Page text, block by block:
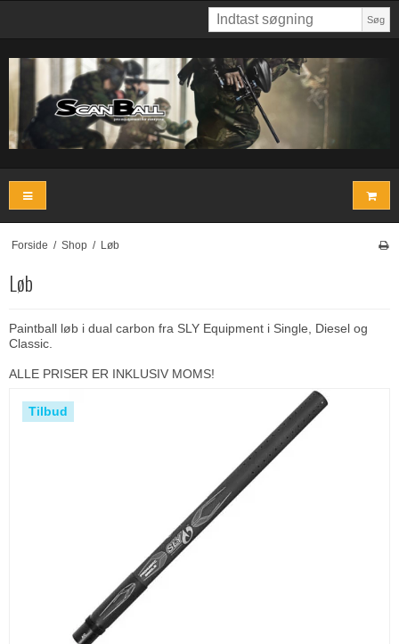
Søg
Forside / Shop / Løb
Løb
Paintball løb i dual carbon fra SLY Equipment i Single, Diesel og
Classic.
ALLE PRISER ER INKLUSIV MOMS!
Tilbud